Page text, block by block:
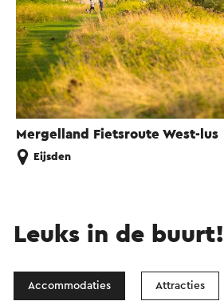
Mergelland Fietsroute West-lus
Eijsden
Leuks in de buurt!
Accommodaties Attracties